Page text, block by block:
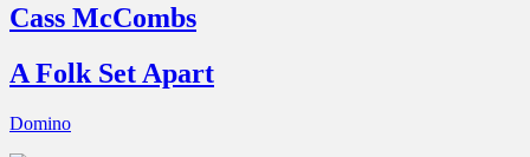
Cass McCombs
A Folk Set Apart
Domino